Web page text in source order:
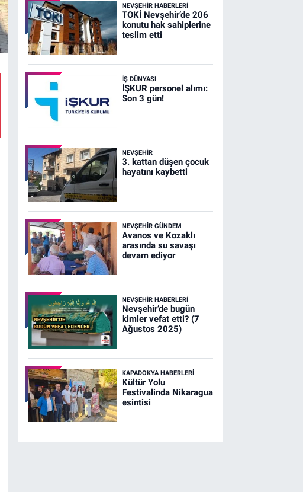
NEVŞEHIR HABERLERI
TOKİ Nevşehir’de 206
konutu hak sahiplerine
teslim etti
İŞ DÜNYASI
İŞKUR personel alımı:
Son 3 gün!
NEVŞEHIR
3. kattan düşen çocuk
hayatını kaybetti
NEVŞEHIR GÜNDEM
Avanos ve Kozaklı
arasında su savaşı
devam ediyor
NEVŞEHIR HABERLERI
Nevşehir’de bugün
kimler vefat etti? (7
Ağustos 2025)
KAPADOKYA HABERLERI
Kültür Yolu
Festivalinda Nikaragua
esintisi